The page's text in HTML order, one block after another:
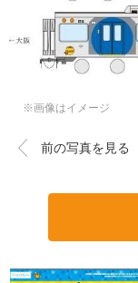
※画像はイメージ
前の写真を見る